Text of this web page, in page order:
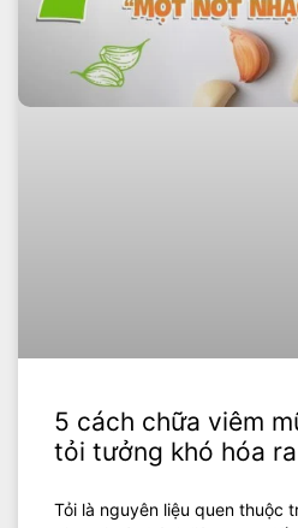
5 cách chữa viêm
tỏi tưởng khó hóa
Tỏi là nguyên liệu quen thuộc